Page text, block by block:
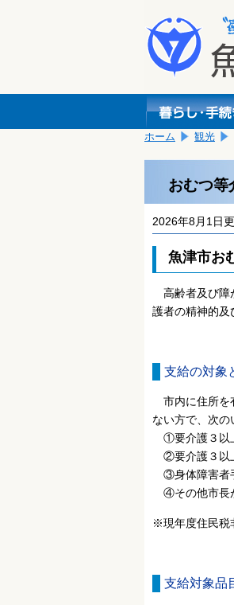
し
ホーム 観光
おむつ等
2026年8月1日
魚津市お
高齢者及び障
護者の精神的及
支給の対象
市内に住所を
ない方で、次の
①要介護３以
②要介護３以
③身体障害者
④その他市長
※現年度住民税
支給対象品